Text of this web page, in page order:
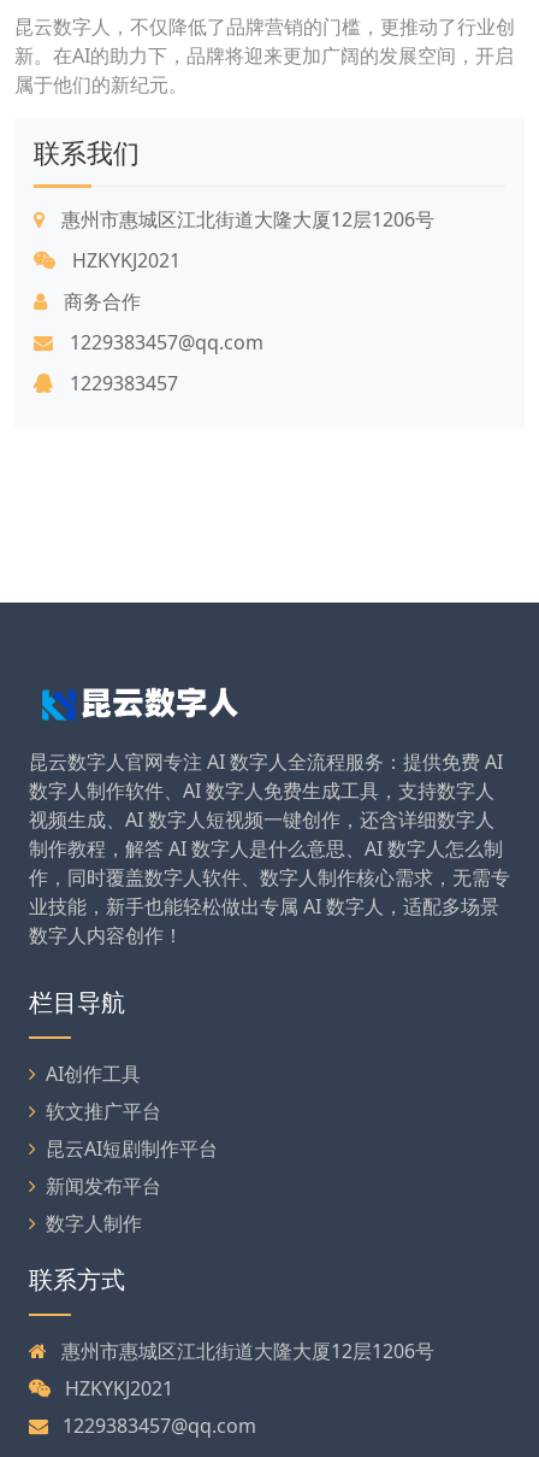
昆云数字人，不仅降低了品牌营销的门槛，更推动了行业创
新。在AI的助力下，品牌将迎来更加广阔的发展空间，开启
属于他们的新纪元。
联系我们
惠州市惠城区江北街道大隆大厦12层1206号
HZKYKJ2021
商务合作
1229383457@qq.com
1229383457
昆云数字人官网专注 AI 数字人全流程服务：提供免费 AI
数字人制作软件、AI 数字人免费生成工具，支持数字人
视频生成、AI 数字人短视频一键创作，还含详细数字人
制作教程，解答 AI 数字人是什么意思、AI 数字人怎么制
作，同时覆盖数字人软件、数字人制作核心需求，无需专
业技能，新手也能轻松做出专属 AI 数字人，适配多场景
数字人内容创作！
栏目导航
AI创作工具
软文推广平台
昆云AI短剧制作平台
新闻发布平台
数字人制作
联系方式
惠州市惠城区江北街道大隆大厦12层1206号
HZKYKJ2021
1229383457@qq.com